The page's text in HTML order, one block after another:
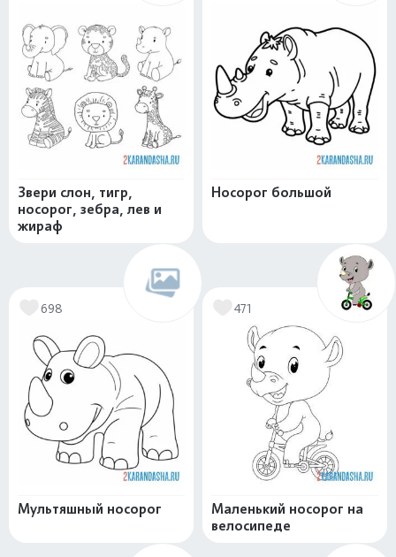
Звери слон, тигр,
носорог, зебра, лев и
жираф
Носорог большой
698
Мультяшный носорог
471
Маленький носорог на
велосипеде